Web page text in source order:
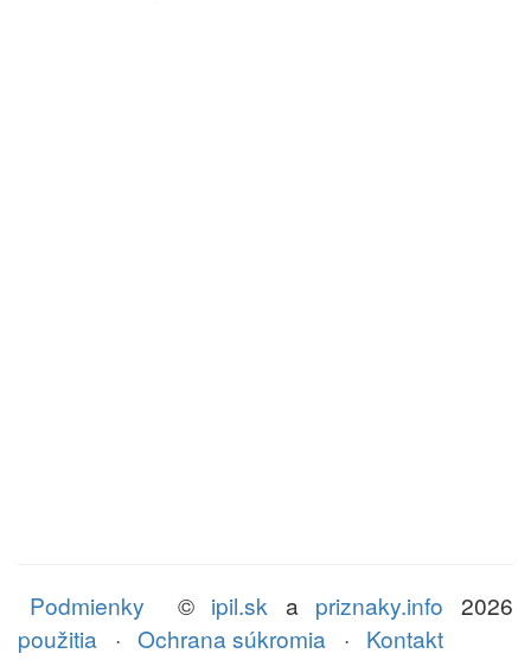
© ipil.sk a priznaky.info 2026
Podmienky
použitia · Ochrana súkromia · Kontakt